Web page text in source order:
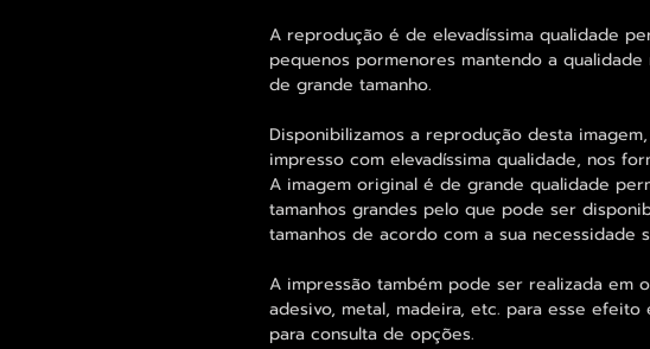
A reprodução é de elevadíssima qualidade
pequenos pormenores mantendo a
de grande tamanho.
Disponibilizamos a reprodução desta
impresso com elevadíssima qualidade, nos
A imagem original é de grande qualidade
tamanhos grandes pelo que pode ser
tamanhos de acordo com a sua necessidade
A impressão também pode ser realizada em
adesivo, metal, madeira, etc. para esse efeito
para consulta de opções.